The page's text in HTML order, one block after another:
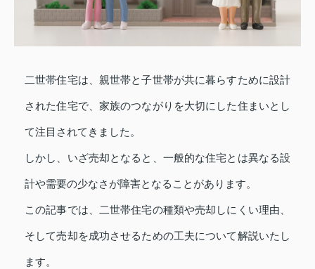
二世帯住宅は、親世帯と子世帯が共に暮らすために設計
された住宅で、家族のつながりを大切にした住まいとし
て注目されてきました。
しかし、いざ売却となると、一般的な住宅とは異なる設
計や需要の少なさが障害となることがあります。
この記事では、二世帯住宅の種類や売却しにくい理由、
そして売却を成功させるための工夫について解説いたし
ます。